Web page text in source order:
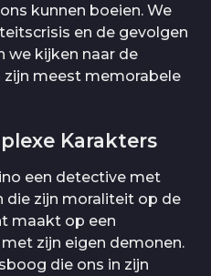
kunnen boeien. We
en de gevolgen
we kijken naar de
zijn meest memorabele
Karakters
een detective met
die zijn moraliteit op de
maakt op een
zijn eigen demonen.
die ons in zijn